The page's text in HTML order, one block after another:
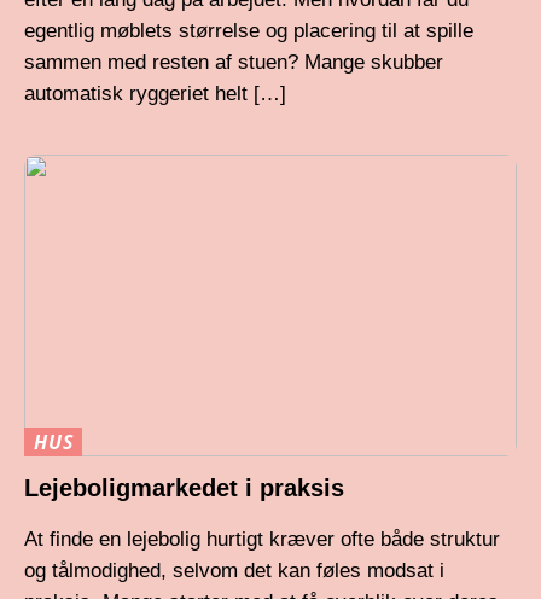
egentlig møblets størrelse og placering til at spille
sammen med resten af stuen? Mange skubber
automatisk ryggeriet helt […]
HUS
Lejeboligmarkedet i praksis
At finde en lejebolig hurtigt kræver ofte både struktur
og tålmodighed, selvom det kan føles modsat i